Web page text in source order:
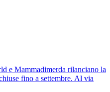
e Mammadimerda rilanciano la
fino a settembre. Al via